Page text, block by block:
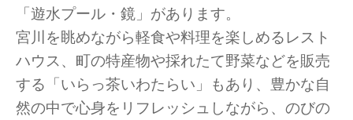
「遊水プール・鏡」があります。
宮川を眺めながら軽食や料理を楽しめるレスト
ハウス、町の特産物や採れたて野菜などを販売
する「いらっ茶いわたらい」もあり、豊かな自
然の中で心身をリフレッシュしながら、のびの